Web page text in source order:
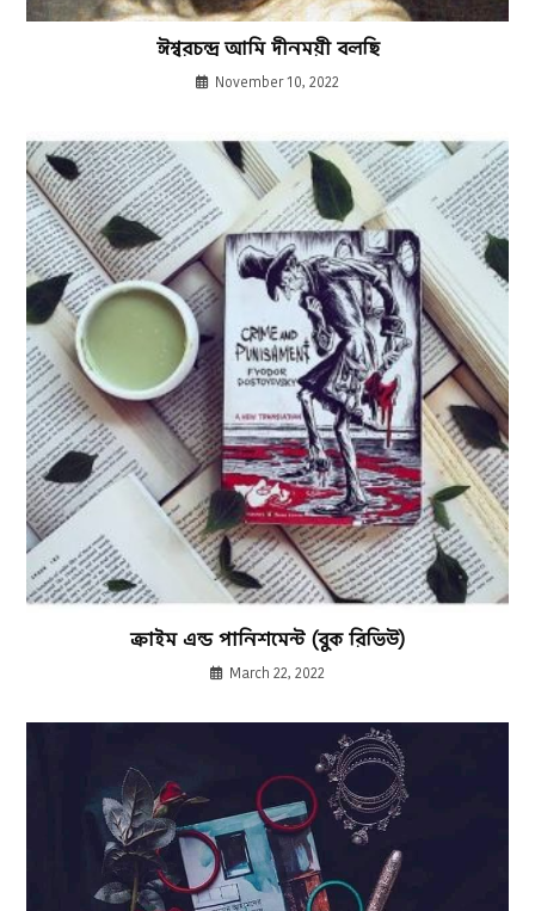
ঈশ্বরচন্দ্র আমি দীনময়ী বলছি
November 10, 2022
ক্রাইম এন্ড পানিশমেন্ট (বুক রিভিউ)
March 22, 2022